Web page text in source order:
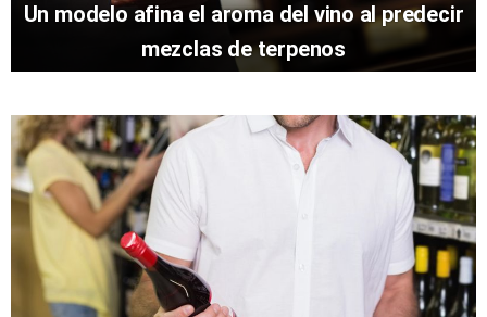
Un modelo afina el aroma del vino al predecir
mezclas de terpenos